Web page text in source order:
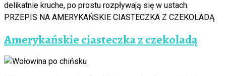
delikatnie kruche, po prostu rozpływają się w ustach.
PRZEPIS NA AMERYKAŃSKIE CIASTECZKA Z CZEKOLADĄ
Amerykańskie ciasteczka z czekoladą